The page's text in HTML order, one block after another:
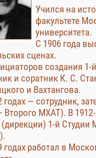
Учился на
факультете
университета.
С 1906 года
сценах.
создания
и соратник К. С.
и Вахтангова.
годах — сотрудник,
Второго МХАТ). В
1-й Студии
годах работал в